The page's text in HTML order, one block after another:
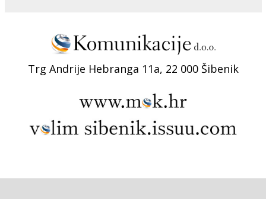
Trg Andrije Hebranga 11a, 22 000 Šibenik